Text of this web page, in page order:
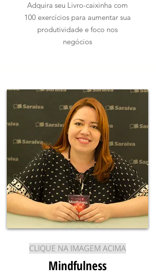
Adquira seu Livro-caixinha com
100 exercícios para aumentar sua
produtividade e foco nos
negócios
CLIQUE NA IMAGEM ACIMA
Mindfulness